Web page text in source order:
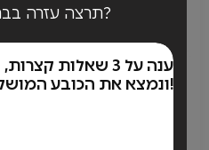
תרצה עזרה בבחירת הכובע המתאים?
ענה על 3 שאלות
ונמצא את הכובע המושלם בשבילך!